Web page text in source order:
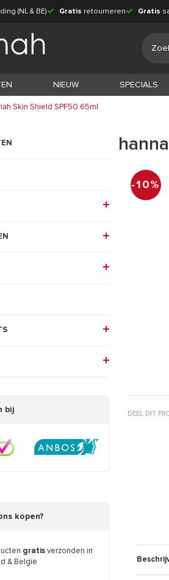
(NL & BE) Gratis retourneren Gratis
NIEUW SPECIALS
Skin Shield SPF50 65ml
bij
kopen?
gratis verzonden in
& Belgïe
-10%
DEEL DIT